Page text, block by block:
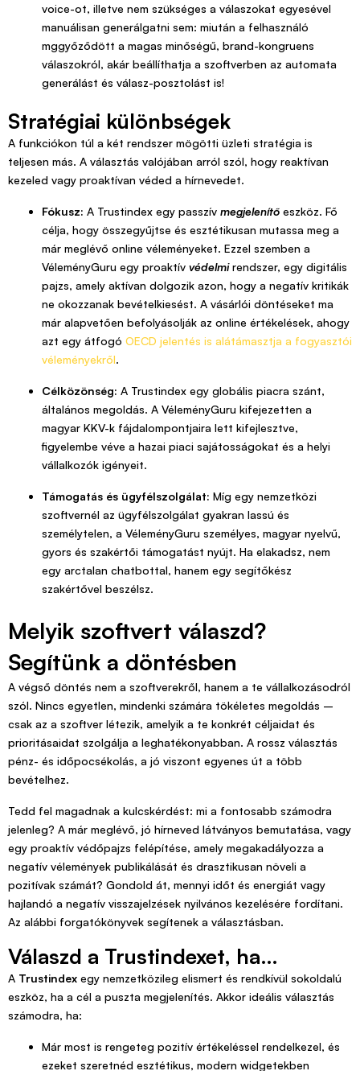
voice-ot, illetve nem szükséges a válaszokat egyesével
manuálisan generálgatni sem: miután a felhasználó
mggyőződött a magas minőségű, brand-kongruens
válaszokról, akár beállíthatja a szoftverben az automata
generálást és válasz-posztolást is!
Stratégiai különbségek
A funkciókon túl a két rendszer mögötti üzleti stratégia is
teljesen más. A választás valójában arról szól, hogy reaktívan
kezeled vagy proaktívan véded a hírnevedet.
Fókusz: A Trustindex egy passzív megjelenítő eszköz. Fő
célja, hogy összegyűjtse és esztétikusan mutassa meg a
már meglévő online véleményeket. Ezzel szemben a
VéleményGuru egy proaktív védelmirendszer, egy digitális
pajzs, amely aktívan dolgozik azon, hogy a negatív kritikák
ne okozzanak bevételkiesést. A vásárlói döntéseket ma
már alapvetően befolyásolják az online értékelések, ahogy
azt egy átfogó OECD jelentés is alátámasztja a fogyasztói
véleményekről.
Célközönség: A Trustindex egy globális piacra szánt,
általános megoldás. A VéleményGuru kifejezetten a
magyar KKV-k fájdalompontjaira lett kifejlesztve,
figyelembe véve a hazai piaci sajátosságokat és a helyi
vállalkozók igényeit.
Támogatás és ügyfélszolgálat: Míg egy nemzetközi
szoftvernél az ügyfélszolgálat gyakran lassú és
személytelen, a VéleményGuru személyes, magyar nyelvű,
gyors és szakértői támogatást nyújt. Ha elakadsz, nem
egy arctalan chatbottal, hanem egy segítőkész
szakértővel beszélsz.
Melyik szoftvert válaszd?
Segítünk a döntésben
A végső döntés nem a szoftverekről, hanem a te vállalkozásodról
szól. Nincs egyetlen, mindenki számára tökéletes megoldás –
csak az a szoftver létezik, amelyik a te konkrét céljaidat és
prioritásaidat szolgálja a leghatékonyabban. A rossz választás
pénz- és időpocsékolás, a jó viszont egyenes út a több
bevételhez.
Tedd fel magadnak a kulcskérdést: mi a fontosabb számodra
jelenleg? A már meglévő, jó hírneved látványos bemutatása, vagy
egy proaktív védőpajzs felépítése, amely megakadályozza a
negatív vélemények publikálását és drasztikusan növeli a
pozitívak számát? Gondold át, mennyi időt és energiát vagy
hajlandó a negatív visszajelzések nyilvános kezelésére fordítani.
Az alábbi forgatókönyvek segítenek a választásban.
Válaszd a Trustindexet, ha…
A Trustindex egy nemzetközileg elismert és rendkívül sokoldalú
eszköz, ha a cél a puszta megjelenítés. Akkor ideális választás
számodra, ha:
Már most is rengeteg pozitív értékeléssel rendelkezel, és
ezeket szeretnéd esztétikus, modern widgetekben